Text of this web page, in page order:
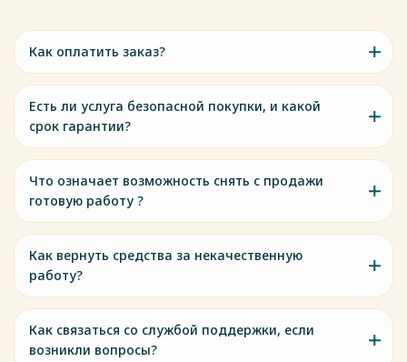
Как оплатить заказ?
Есть ли услуга безопасной покупки, и какой
срок гарантии?
Что означает возможность снять с продажи
готовую работу ?
Как вернуть средства за некачественную
работу?
Как связаться со службой поддержки, если
возникли вопросы?